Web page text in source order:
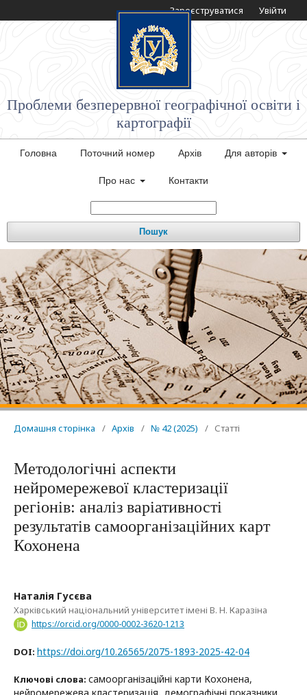
Проблеми безперервної географічної освіти і
картографії
Головна Поточний номер Архів Для авторів
Про нас Контакти
Пошук
Зареєструватися Увійти
Домашня сторінка / Архів / № 42 (2025) / Статті
Методологічні аспекти
нейромережевої кластеризації
регіонів: аналіз варіативності
результатів самоорганізаційних карт
Кохонена
Наталія Гусєва
Харківський національний університет імені В. Н. Каразіна
https://orcid.org/0000-0002-3620-1213
DOI: https://doi.org/10.26565/2075-1893-2025-42-04
Ключові слова: самоорганізаційні карти Кохонена,